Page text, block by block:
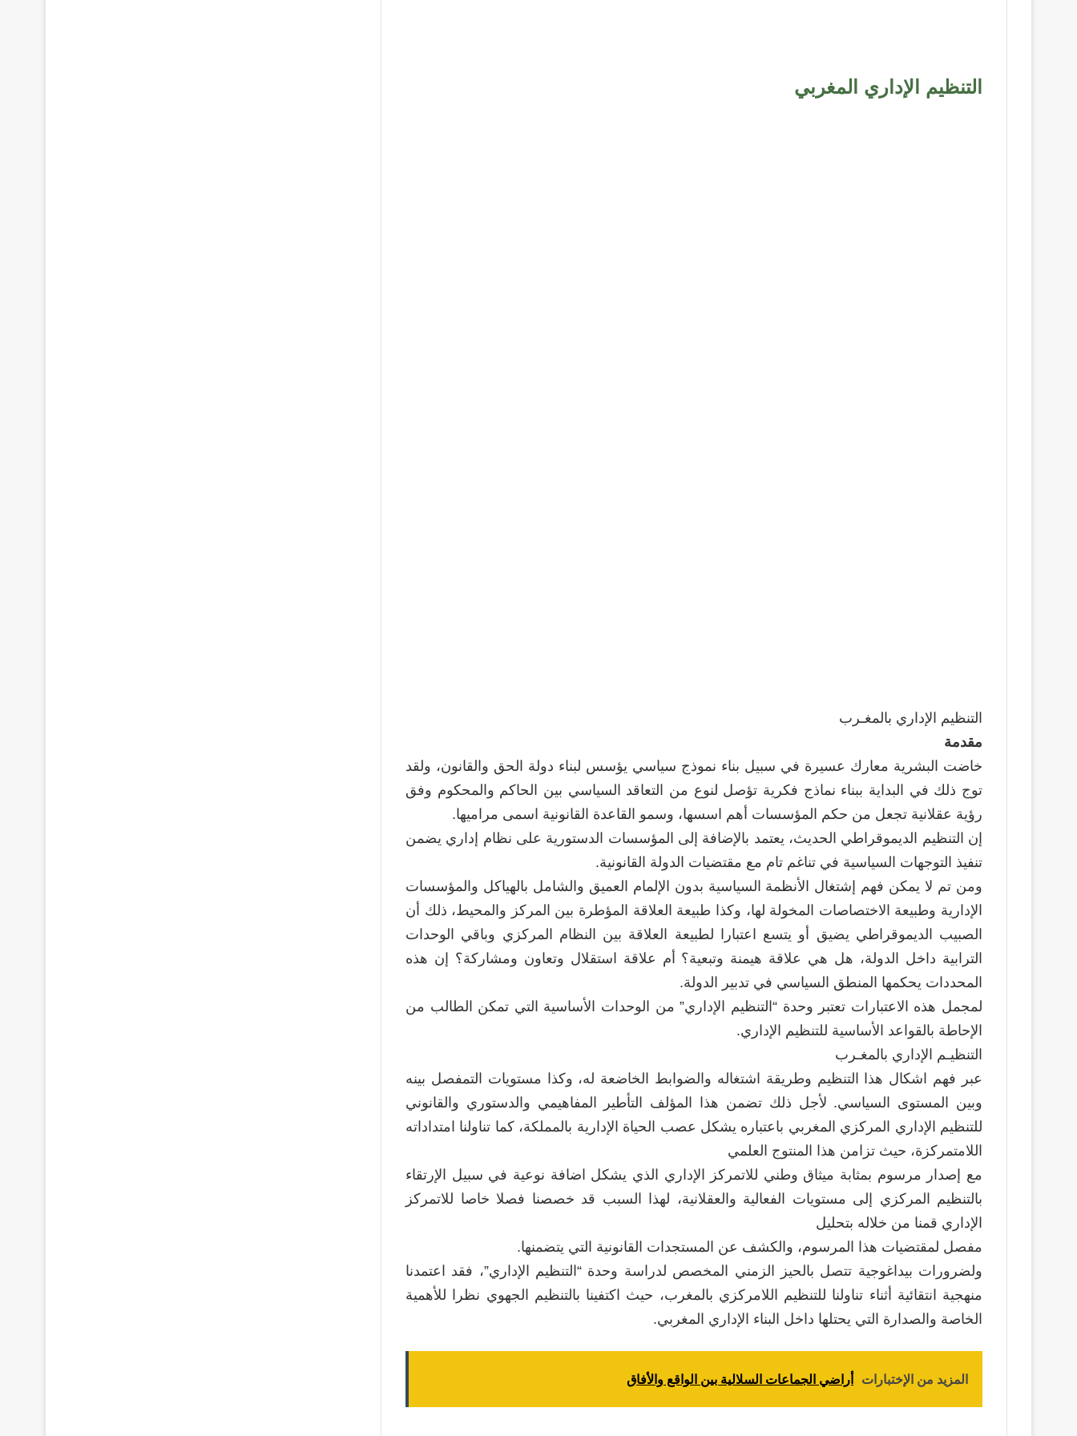
التنظيم الإداري المغربي
التنظيم الإداري بالمغـرب
مقدمة
خاضت البشرية معارك عسيرة في سبيل بناء نموذج سياسي يؤسس لبناء دولة الحق والقانون، ولقد
توج ذلك في البداية ببناء نماذج فكرية تؤصل لنوع من التعاقد السياسي بين الحاكم والمحكوم وفق
رؤية عقلانية تجعل من حكم المؤسسات أهم اسسها، وسمو القاعدة القانونية اسمى مراميها.
إن التنظيم الديموقراطي الحديث، يعتمد بالإضافة إلى المؤسسات الدستورية على نظام إداري يضمن
تنفيذ التوجهات السياسية في تناغم تام مع مقتضيات الدولة القانونية.
ومن تم لا يمكن فهم إشتغال الأنظمة السياسية بدون الإلمام العميق والشامل بالهياكل والمؤسسات
الإدارية وطبيعة الاختصاصات المخولة لها، وكذا طبيعة العلاقة المؤطرة بين المركز والمحيط، ذلك أن
الصبيب الديموقراطي يضيق أو يتسع اعتبارا لطبيعة العلاقة بين النظام المركزي وباقي الوحدات
الترابية داخل الدولة، هل هي علاقة هيمنة وتبعية؟ أم علاقة استقلال وتعاون ومشاركة؟ إن هذه
المحددات يحكمها المنطق السياسي في تدبير الدولة.
لمجمل هذه الاعتبارات تعتبر وحدة “التنظيم الإداري” من الوحدات الأساسية التي تمكن الطالب من
الإحاطة بالقواعد الأساسية للتنظيم الإداري.
التنظيـم الإداري بالمغـرب
عبر فهم اشكال هذا التنظيم وطريقة اشتغاله والضوابط الخاضعة له، وكذا مستويات التمفصل بينه
وبين المستوى السياسي. لأجل ذلك تضمن هذا المؤلف التأطير المفاهيمي والدستوري والقانوني
للتنظيم الإداري المركزي المغربي باعتباره يشكل عصب الحياة الإدارية بالمملكة، كما تناولنا امتداداته
اللامتمركزة، حيث تزامن هذا المنتوج العلمي
مع إصدار مرسوم بمثابة ميثاق وطني للاتمركز الإداري الذي يشكل اضافة نوعية في سبيل الإرتقاء
بالتنظيم المركزي إلى مستويات الفعالية والعقلانية، لهذا السبب قد خصصنا فصلا خاصا للاتمركز
الإداري قمنا من خلاله بتحليل
مفصل لمقتضيات هذا المرسوم، والكشف عن المستجدات القانونية التي يتضمنها.
ولضرورات بيداغوجية تتصل بالحيز الزمني المخصص لدراسة وحدة “التنظيم الإداري”، فقد اعتمدنا
منهجية انتقائية أثناء تناولنا للتنظيم اللامركزي بالمغرب، حيث اكتفينا بالتنظيم الجهوي نظرا للأهمية
الخاصة والصدارة التي يحتلها داخل البناء الإداري المغربي.
المزيد من الإختبارات أراضي الجماعات السلالية بين الواقع والأفاق